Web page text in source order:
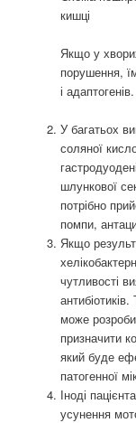
кишці
Якщо у
порушення,
і адаптогенів.
У багатьох
соляної
шлункової
потрібно
помпи,
Якщо
чутливості
може
призначити
який буде
патогенної
Іноді
усунення